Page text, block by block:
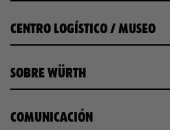
CENTRO LOGÍSTICO / MUSEO
SOBRE WÜRTH
COMUNICACIÓN